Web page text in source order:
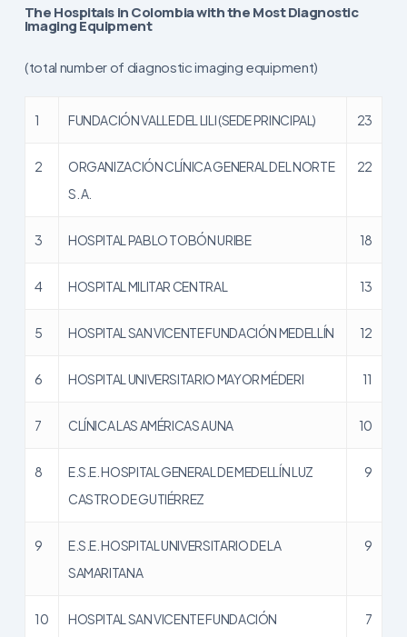
The Hospitals in Colombia with the Most Diagnostic
Imaging Equipment
(total number of diagnostic imaging equipment)
1 FUNDACIÓN VALLE DEL LILI (SEDE PRINCIPAL) 23
2
ORGANIZACIÓN CLÍNICA GENERAL DEL NORTE
S. A.
22
3 HOSPITAL PABLO TOBÓN URIBE 18
4 HOSPITAL MILITAR CENTRAL 13
5 HOSPITAL SAN VICENTE FUNDACIÓN MEDELLÍN 12
6 HOSPITAL UNIVERSITARIO MAYOR MÉDERI 11
7 CLÍNICA LAS AMÉRICAS AUNA 10
8
E.S.E. HOSPITAL GENERAL DE MEDELLÍN LUZ
CASTRO DE GUTIÉRREZ
9
9
E.S.E. HOSPITAL UNIVERSITARIO DE LA
SAMARITANA
9
10
HOSPITAL SAN VICENTE FUNDACIÓN
7